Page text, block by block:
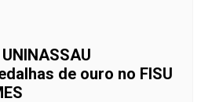
de ouro no FISU